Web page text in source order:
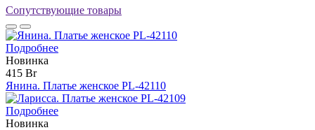
Сопутствующие товары
Подробнее
Новинка
415 Br
Янина. Платье женское PL-42110
Подробнее
Новинка